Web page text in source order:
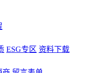
ESG专区 资料下载